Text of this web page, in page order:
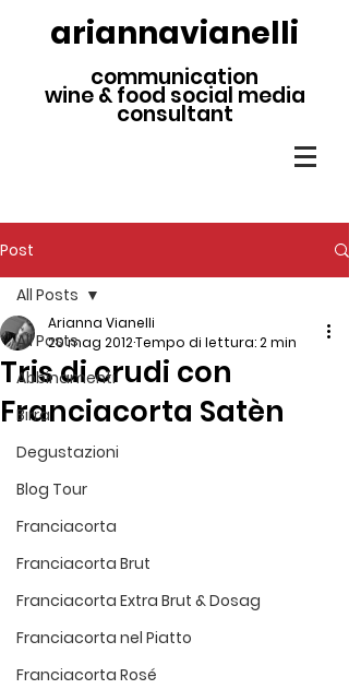
ariannavianelli
communication
wine & food social media
consultant
Post
All Posts
Abbinamenti
Birra
Degustazioni
Blog Tour
Franciacorta
Franciacorta Brut
Franciacorta Extra Brut & Dosag
Franciacorta nel Piatto
Franciacorta Rosé
All Posts
Tris di crudi con
Franciacorta Satèn
Arianna Vianelli
20 mag 2012Tempo di lettura: 2 min